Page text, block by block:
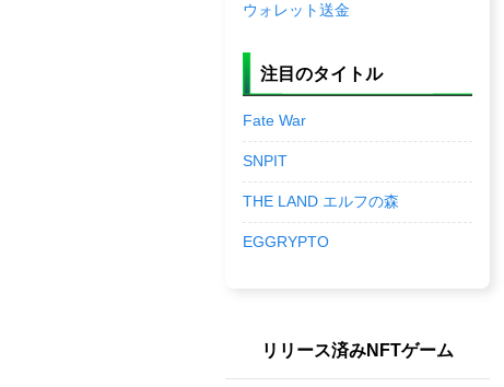
ウォレット送金
注目のタイトル
Fate War
SNPIT
THE LAND エルフの森
EGGRYPTO
リリース済みNFTゲーム